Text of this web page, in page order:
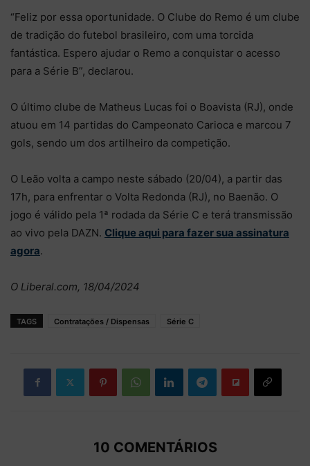
“Feliz por essa oportunidade. O Clube do Remo é um clube
de tradição do futebol brasileiro, com uma torcida
fantástica. Espero ajudar o Remo a conquistar o acesso
para a Série B”, declarou.
O último clube de Matheus Lucas foi o Boavista (RJ), onde
atuou em 14 partidas do Campeonato Carioca e marcou 7
gols, sendo um dos artilheiro da competição.
O Leão volta a campo neste sábado (20/04), a partir das
17h, para enfrentar o Volta Redonda (RJ), no Baenão. O
jogo é válido pela 1ª rodada da Série C e terá transmissão
ao vivo pela DAZN. Clique aqui para fazer sua assinatura
agora.
O Liberal.com, 18/04/2024
TAGS Contratações / Dispensas Série C
10 COMENTÁRIOS